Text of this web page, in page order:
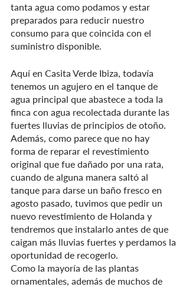
tanta agua como podamos y estar
preparados para reducir nuestro
consumo para que coincida con el
suministro disponible.
Aquí en Casita Verde Ibiza, todavía
tenemos un agujero en el tanque de
agua principal que abastece a toda la
finca con agua recolectada durante las
fuertes lluvias de principios de otoño.
Además, como parece que no hay
forma de reparar el revestimiento
original que fue dañado por una rata,
cuando de alguna manera saltó al
tanque para darse un baño fresco en
agosto pasado, tuvimos que pedir un
nuevo revestimiento de Holanda y
tendremos que instalarlo antes de que
caigan más lluvias fuertes y perdamos la
oportunidad de recogerlo.
Como la mayoría de las plantas
ornamentales, además de muchos de